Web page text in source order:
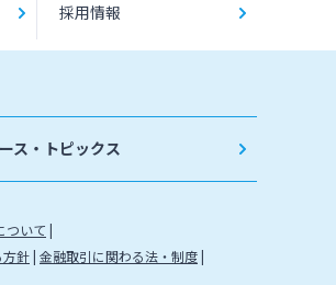
採用情報
ス・トピックス
ついて
方針 金融取引に関わる法・制度